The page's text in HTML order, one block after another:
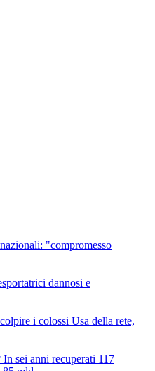
"compromesso
dannosi e
i colossi Usa della rete,
sei anni recuperati 117